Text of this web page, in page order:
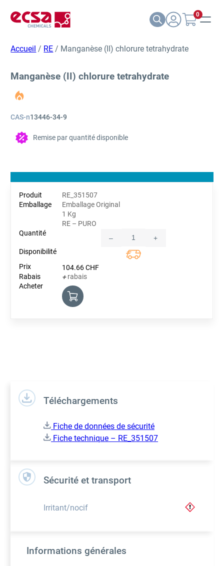
0
Accueil / RE / Manganèse (II) chlorure tetrahydrate
Manganèse (II) chlorure tetrahydrate
CAS-n13446-34-9
Remise par quantité disponible
RE_351507
Emballage Original
1 Kg
RE – PURO
Quantity
– +
104.66CHF
+rabais
Téléchargements
Fiche de données de sécurité
Fiche technique – RE_351507
Sécurité et transport
Irritant/nocif
Informations générales